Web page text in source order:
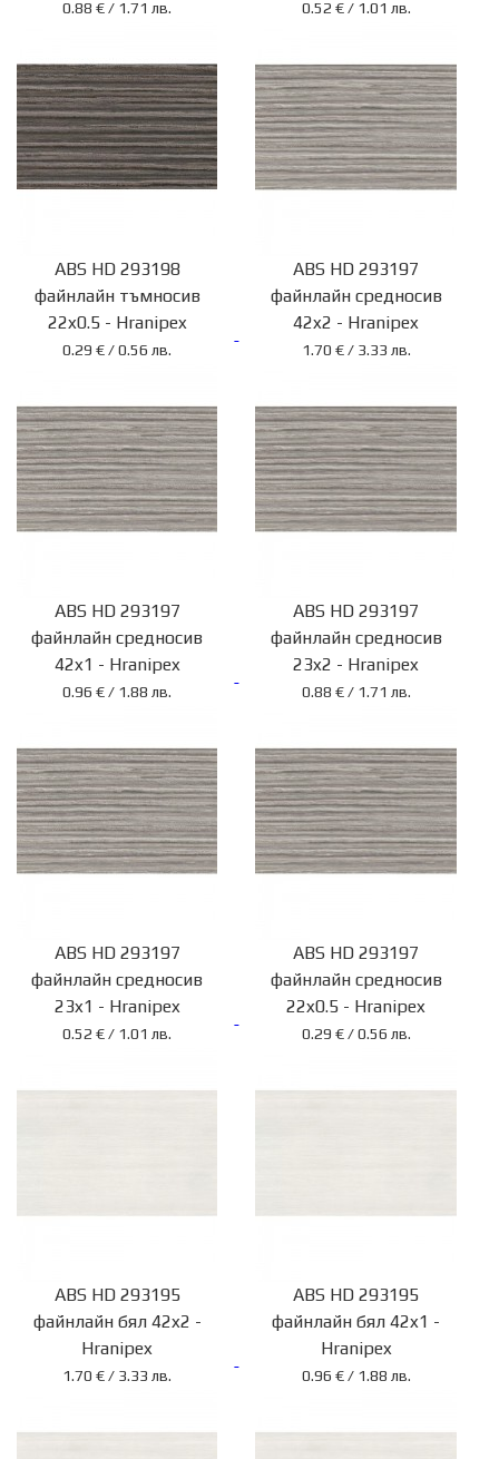
0.88 € / 1.71 лв. 0.52 € / 1.01 лв.
ABS HD 293198
файнлайн тъмносив
22x0.5 - Hranipex
0.29 € / 0.56 лв.
ABS HD 293197
файнлайн средносив
42x2 - Hranipex
1.70 € / 3.33 лв.
ABS HD 293197
файнлайн средносив
42x1 - Hranipex
0.96 € / 1.88 лв.
ABS HD 293197
файнлайн средносив
23x2 - Hranipex
0.88 € / 1.71 лв.
ABS HD 293197
файнлайн средносив
23x1 - Hranipex
0.52 € / 1.01 лв.
ABS HD 293197
файнлайн средносив
22x0.5 - Hranipex
0.29 € / 0.56 лв.
ABS HD 293195
файнлайн бял 42x2 -
Hranipex
1.70 € / 3.33 лв.
ABS HD 293195
файнлайн бял 42x1 -
Hranipex
0.96 € / 1.88 лв.